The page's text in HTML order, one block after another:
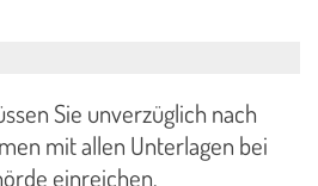
Sie unverzüglich nach
mit allen Unterlagen bei
einreichen.